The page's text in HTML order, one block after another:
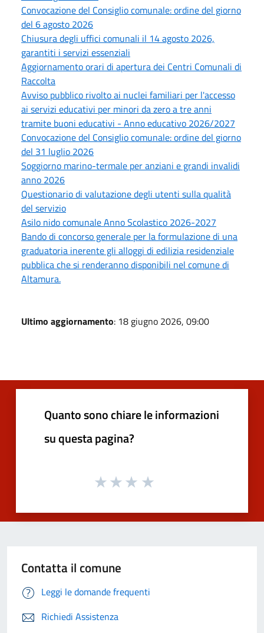
Convocazione del Consiglio comunale: ordine del giorno
del 6 agosto 2026
Chiusura degli uffici comunali il 14 agosto 2026,
garantiti i servizi essenziali
Aggiornamento orari di apertura dei Centri Comunali di
Raccolta
Avviso pubblico rivolto ai nuclei familiari per l'accesso
ai servizi educativi per minori da zero a tre anni
tramite buoni educativi - Anno educativo 2026/2027
Convocazione del Consiglio comunale: ordine del giorno
del 31 luglio 2026
Soggiorno marino-termale per anziani e grandi invalidi
anno 2026
Questionario di valutazione degli utenti sulla qualità
del servizio
Asilo nido comunale Anno Scolastico 2026-2027
Bando di concorso generale per la formulazione di una
graduatoria inerente gli alloggi di edilizia residenziale
pubblica che si renderanno disponibili nel comune di
Altamura.
Ultimo aggiornamento: 18 giugno 2026, 09:00
Quanto sono chiare le informazioni
su questa pagina?
Contatta il comune
Leggi le domande frequenti
Richiedi Assistenza